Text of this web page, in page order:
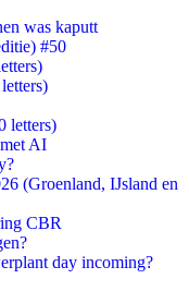
was kaputt
#50
letters)
AI
(Groenland, IJsland en
CBR
day incoming?